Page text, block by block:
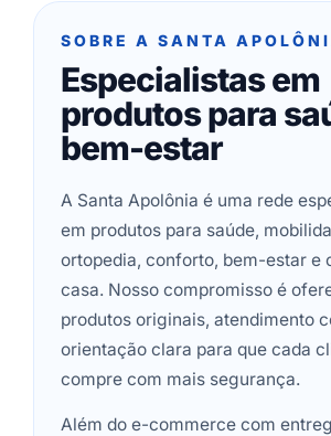
SOBRE A SANTA
Especialistas em
produtos para
bem-estar
A Santa Apolônia é uma rede
em produtos para saúde,
ortopedia, conforto, bem-estar e
casa. Nosso compromisso é
produtos originais, atendimento
orientação clara para que cada
compre com mais segurança.
Além do e-commerce com